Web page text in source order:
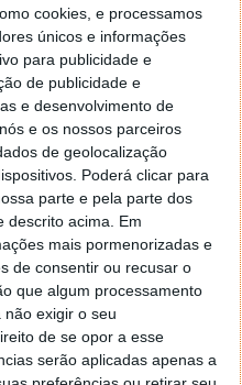
cookies, e processamos
únicos e informações
para publicidade e
de publicidade e
e desenvolvimento de
e os nossos parceiros
de geolocalização
Poderá clicar para
parte e pela parte dos
descrito acima. Em
mais pormenorizadas e
de consentir ou recusar o
que algum processamento
exigir o seu
de se opor a esse
serão aplicadas apenas a
emojis é que vão ser
nos 2 equipamentos.
animações vão ser
de forma
interface do